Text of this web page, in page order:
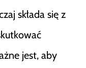
składa się z
jest, aby